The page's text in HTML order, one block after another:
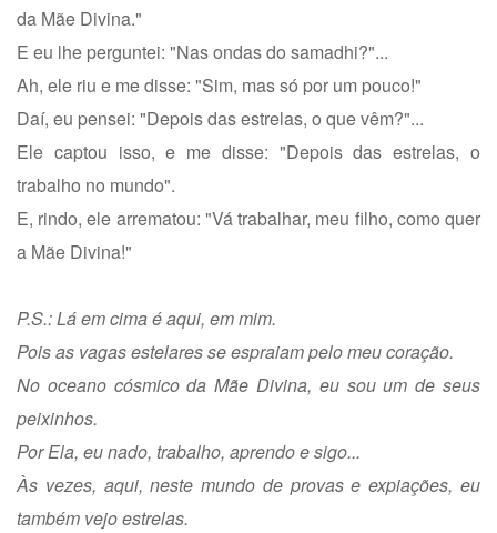
da Mãe Divina."
E eu lhe perguntei: "Nas ondas do samadhi?"...
Ah, ele riu e me disse: "Sim, mas só por um pouco!"
Daí, eu pensei: "Depois das estrelas, o que vêm?"...
Ele captou isso, e me disse: "Depois das estrelas, o
trabalho no mundo".
E, rindo, ele arrematou: "Vá trabalhar, meu filho, como quer
a Mãe Divina!"
P.S.: Lá em cima é aqui, em mim.
Pois as vagas estelares se espraiam pelo meu coração.
No oceano cósmico da Mãe Divina, eu sou um de seus
peixinhos.
Por Ela, eu nado, trabalho, aprendo e sigo...
Às vezes, aqui, neste mundo de provas e expiações, eu
também vejo estrelas.